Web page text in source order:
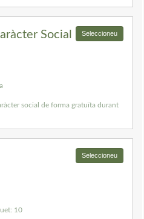
Social
social de forma gratuïta durant
Seleccioneu
10
Seleccioneu